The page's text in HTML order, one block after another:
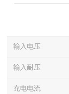
输入电压
输入耐压
充电电流